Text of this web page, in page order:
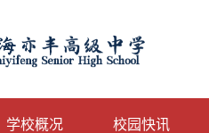
学校概况 校园快讯